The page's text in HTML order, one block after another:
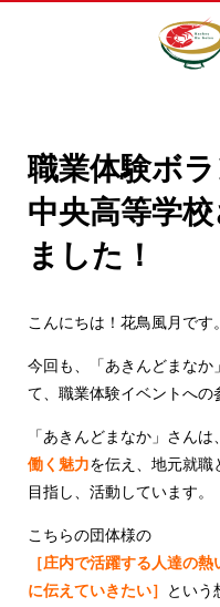
職業体験ボ
中央高等学
ました！
こんにちは！花鳥風月です。
今回も、「あきんどまなか
て、職業体験イベントへの
「あきんどまなか」さん
働く魅力を伝え、地元就職
目指し、活動しています。
こちらの団体様の
［庄内で活躍する人達の
に伝えていきたい］
という